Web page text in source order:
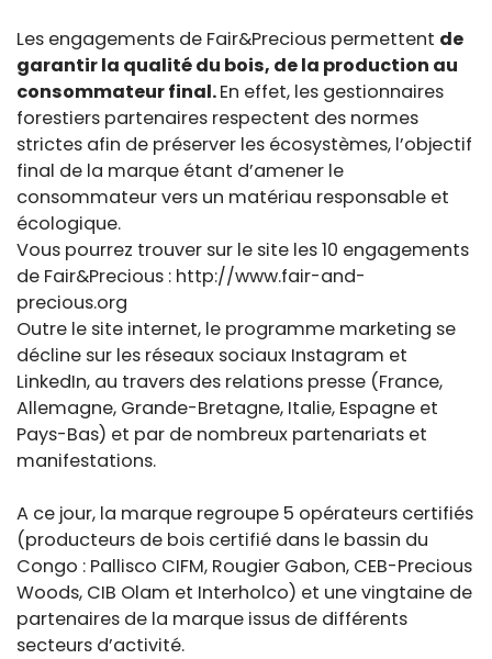
Les engagements de Fair&Precious permettent de
garantir la qualité du bois, de la production au
consommateur final.En effet, les gestionnaires
forestiers partenaires respectent des normes
strictes afin de préserver les écosystèmes, l’objectif
final de la marque étant d’amener le
consommateur vers un matériau responsable et
écologique.
Vous pourrez trouver sur le site les 10 engagements
de Fair&Precious : http://www.fair-and-
precious.org
Outre le site internet, le programme marketing se
décline sur les réseaux sociaux Instagram et
LinkedIn, au travers des relations presse (France,
Allemagne, Grande-Bretagne, Italie, Espagne et
Pays-Bas) et par de nombreux partenariats et
manifestations.
A ce jour, la marque regroupe 5 opérateurs certifiés
(producteurs de bois certifié dans le bassin du
Congo : Pallisco CIFM, Rougier Gabon, CEB-Precious
Woods, CIB Olam et Interholco) et une vingtaine de
partenaires de la marque issus de différents
secteurs d’activité.